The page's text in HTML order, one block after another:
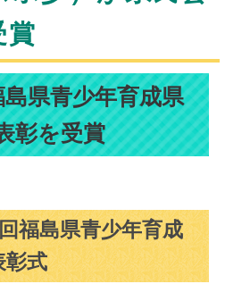
賞
県青少年育成県
彰を受賞
福島県青少年育成
彰式